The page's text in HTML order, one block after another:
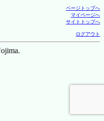
ページトップへ
マイページへ
サイトトップへ
ログアウト